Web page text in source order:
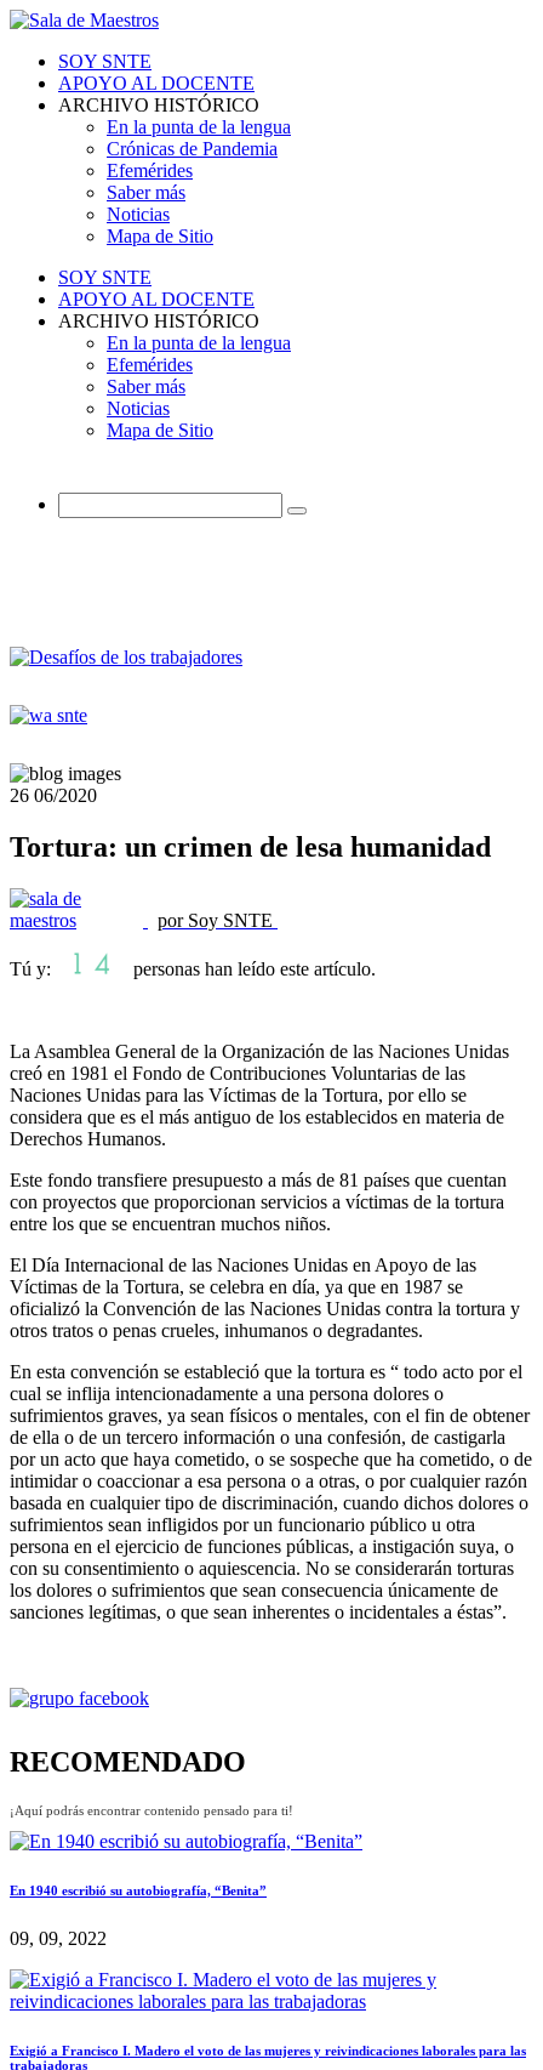
SOY SNTE
APOYO AL DOCENTE
ARCHIVO HISTÓRICO
En la punta de la lengua
Crónicas de Pandemia
Efemérides
Saber más
Noticias
Mapa de Sitio
SOY SNTE
APOYO AL DOCENTE
ARCHIVO HISTÓRICO
En la punta de la lengua
Efemérides
Saber más
Noticias
Mapa de Sitio
26 06/2020
Tortura: un crimen de lesa humanidad
por Soy SNTE
Tú y: personas han leído este artículo.
La Asamblea General de la Organización de las Naciones Unidas
creó en 1981 el Fondo de Contribuciones Voluntarias de las
Naciones Unidas para las Víctimas de la Tortura, por ello se
considera que es el más antiguo de los establecidos en materia de
Derechos Humanos.
Este fondo transfiere presupuesto a más de 81 países que cuentan
con proyectos que proporcionan servicios a víctimas de la tortura
entre los que se encuentran muchos niños.
El Día Internacional de las Naciones Unidas en Apoyo de las
Víctimas de la Tortura, se celebra en día, ya que en 1987 se
oficializó la Convención de las Naciones Unidas contra la tortura y
otros tratos o penas crueles, inhumanos o degradantes.
En esta convención se estableció que la tortura es “ todo acto por el
cual se inflija intencionadamente a una persona dolores o
sufrimientos graves, ya sean físicos o mentales, con el fin de obtener
de ella o de un tercero información o una confesión, de castigarla
por un acto que haya cometido, o se sospeche que ha cometido, o de
intimidar o coaccionar a esa persona o a otras, o por cualquier razón
basada en cualquier tipo de discriminación, cuando dichos dolores o
sufrimientos sean infligidos por un funcionario público u otra
persona en el ejercicio de funciones públicas, a instigación suya, o
con su consentimiento o aquiescencia. No se considerarán torturas
los dolores o sufrimientos que sean consecuencia únicamente de
sanciones legítimas, o que sean inherentes o incidentales a éstas”.
RECOMENDADO
¡Aquí podrás encontrar contenido pensado para ti!
En 1940 escribió su autobiografía, “Benita”
09, 09, 2022
Exigió a Francisco I. Madero el voto de las mujeres y reivindicaciones laborales para las
trabajadoras